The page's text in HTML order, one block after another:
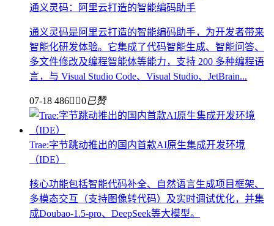
通义灵码：阿里云打造的智能编码助手
通义灵码是阿里云打造的智能编码助手，为开发者带来
智能化研发体验。它集成了代码智能生成、智能问答、
多文件修改及编程智能体等能力，支持 200 多种编程语
言，与 Visual Studio Code、Visual Studio、JetBrain...
07-18 486 0已赞
Trae:字节跳动推出的国内首款AI原生集成开发环境
（IDE）
核心功能包括智能代码补全、自然语言生成项目框架、
多模态交互（支持图像转代码）及实时调试优化，并集
成Doubao-1.5-pro、DeepSeek等大模型。